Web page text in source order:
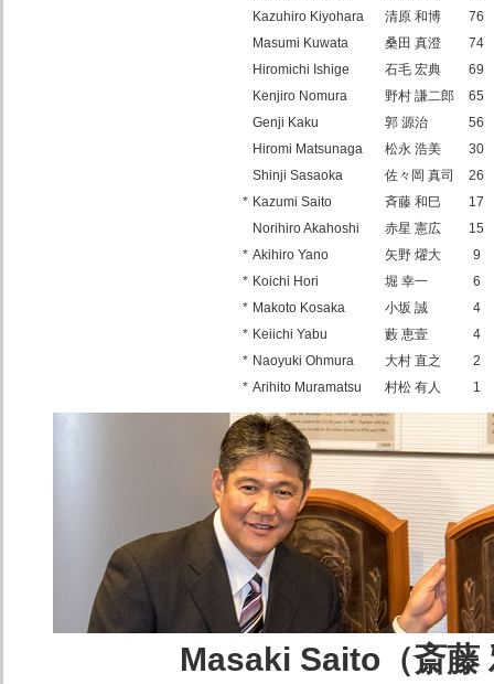
Kazuhiro Kiyohara
清原 和博
76
Masumi Kuwata
桑田 真澄
74
Hiromichi Ishige
石毛 宏典
69
Kenjiro Nomura
野村 謙二郎
65
Genji Kaku
郭 源治
56
Hiromi Matsunaga
松永 浩美
30
Shinji Sasaoka
佐々岡 真司
26
* Kazumi Saito 斉藤 和巳
17
Norihiro Akahoshi
赤星 憲広
15
* Akihiro Yano 矢野 燿大
9
* Koichi Hori 堀 幸一
6
* Makoto Kosaka 小坂 誠
4
* Keiichi Yabu 藪 恵壹
4
* Naoyuki Ohmura 大村 直之
2
* Arihito Muramatsu 村松 有人 1
Masaki Saito（斎藤